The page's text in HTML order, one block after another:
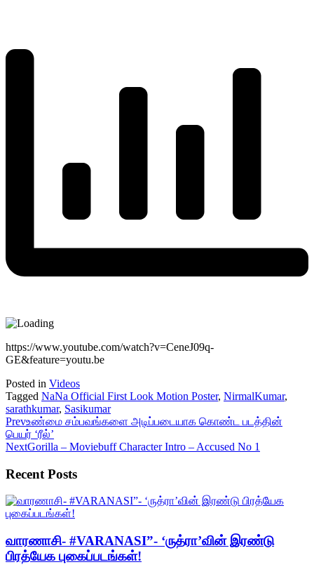
https://www.youtube.com/watch?v=CeneJ09q-
GE&feature=youtu.be
Posted in Videos
Tagged NaNa Official First Look Motion Poster, NirmalKumar,
sarathkumar, Sasikumar
Prevஉண்மை சம்பவங்களை அடிப்படையாக கொண்ட படத்தின்
பெயர் ‘ரீல்’
NextGorilla – Moviebuff Character Intro – Accused No 1
Recent Posts
வாரணாசி- #VARANASI”- ‘ருத்ரா’வின் இரண்டு
பிரத்யேக புகைப்படங்கள்!